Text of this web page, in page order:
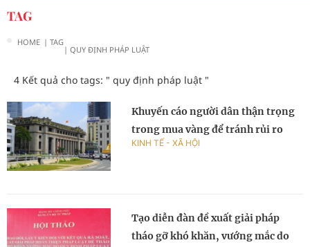
TAG
HOME | TAG
| QUY ĐỊNH PHÁP LUẬT
4 Kết quả cho tags: " quy định pháp luật "
Khuyến cáo người dân thận trọng
trong mua vàng để tránh rủi ro
KINH TẾ - XÃ HỘI
Tạo diễn đàn đề xuất giải pháp
tháo gỡ khó khăn, vướng mắc do